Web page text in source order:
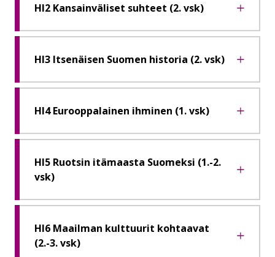
HI2 Kansainväliset suhteet (2. vsk)
HI3 Itsenäisen Suomen historia (2. vsk)
HI4 Eurooppalainen ihminen (1. vsk)
HI5 Ruotsin itämaasta Suomeksi (1.-2.
vsk)
HI6 Maailman kulttuurit kohtaavat
(2.-3. vsk)